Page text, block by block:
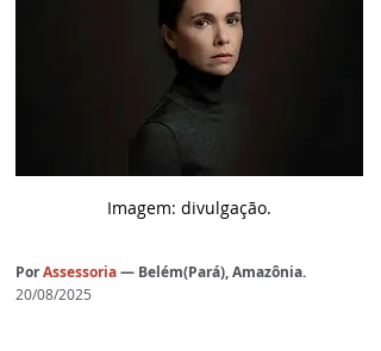
Imagem: divulgação.
PorAssessoria— Belém(Pará), Amazônia.
20/08/2025